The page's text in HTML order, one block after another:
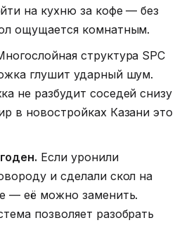
на кухню за кофе — без
ощущается комнатным.
структура SPC
глушит ударный шум.
не разбудит соседей снизу
в новостройках Казани это
Если уронили
и сделали скол на
— её можно заменить.
позволяет разобрать